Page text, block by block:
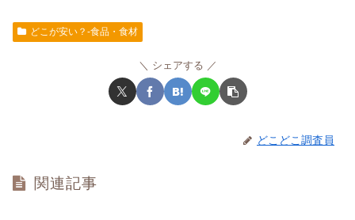
どこが安い？-食品・食材
シェアする
どこどこ調査員
関連記事